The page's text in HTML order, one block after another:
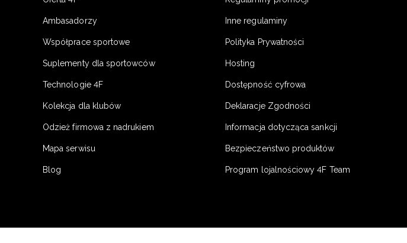
Ambasadorzy
Współprace sportowe
Suplementy dla sportowców
Technologie 4F
Kolekcja dla klubów
Odzież firmowa z nadrukiem
Mapa serwisu
Blog
Inne regulaminy
Polityka Prywatności
Hosting
Dostępność cyfrowa
Deklaracje Zgodności
Informacja dotycząca sankcji
Bezpieczeństwo produktów
Program lojalnościowy 4F Team